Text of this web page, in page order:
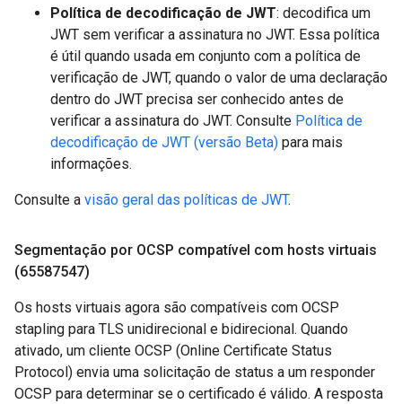
Política de decodificação de JWT: decodifica um
JWT sem verificar a assinatura no JWT. Essa política
é útil quando usada em conjunto com a política de
verificação de JWT, quando o valor de uma declaração
dentro do JWT precisa ser conhecido antes de
verificar a assinatura do JWT. Consulte Política de
decodificação de JWT (versão Beta) para mais
informações.
Consulte a visão geral das políticas de JWT.
Segmentação por OCSP compatível com hosts virtuais
(65587547)
Os hosts virtuais agora são compatíveis com OCSP
stapling para TLS unidirecional e bidirecional. Quando
ativado, um cliente OCSP (Online Certificate Status
Protocol) envia uma solicitação de status a um responder
OCSP para determinar se o certificado é válido. A resposta